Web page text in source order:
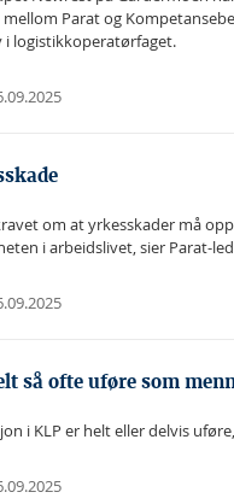
Parat og
logistikkoperatørfaget.
om at yrkesskader må
i arbeidslivet, sier Parat-
så ofte uføre som
i KLP er helt eller delvis